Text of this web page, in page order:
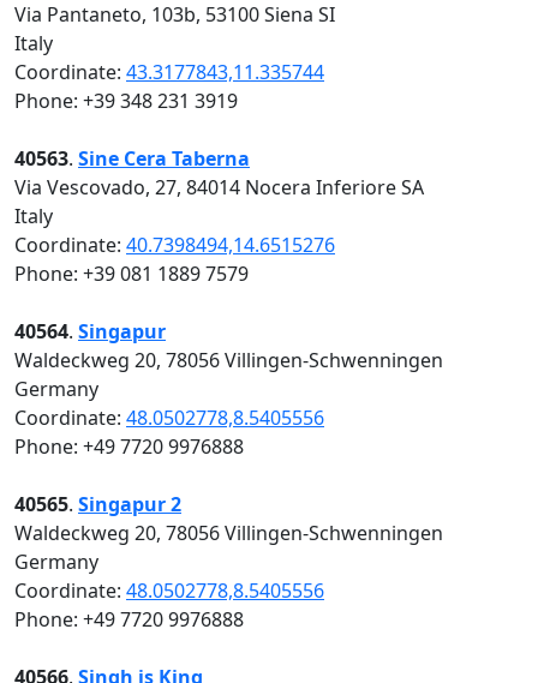
Via Pantaneto, 103b, 53100 Siena SI
Italy
Coordinate: 43.3177843,11.335744
Phone: +39 348 231 3919
40563. Sine Cera Taberna
Via Vescovado, 27, 84014 Nocera Inferiore SA
Italy
Coordinate: 40.7398494,14.6515276
Phone: +39 081 1889 7579
40564. Singapur
Waldeckweg 20, 78056 Villingen-Schwenningen
Germany
Coordinate: 48.0502778,8.5405556
Phone: +49 7720 9976888
40565. Singapur 2
Waldeckweg 20, 78056 Villingen-Schwenningen
Germany
Coordinate: 48.0502778,8.5405556
Phone: +49 7720 9976888
40566. Singh is King